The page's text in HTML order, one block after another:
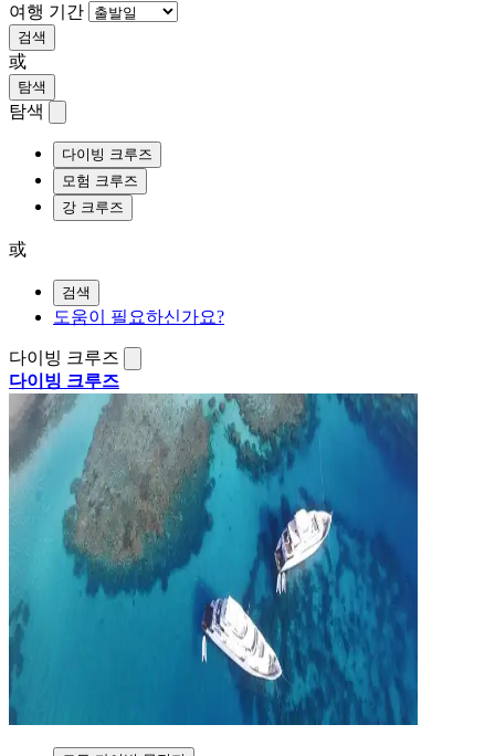
여행 기간
검색
或
탐색
탐색
다이빙 크루즈
모험 크루즈
강 크루즈
或
검색
도움이 필요하신가요?
다이빙 크루즈
다이빙 크루즈